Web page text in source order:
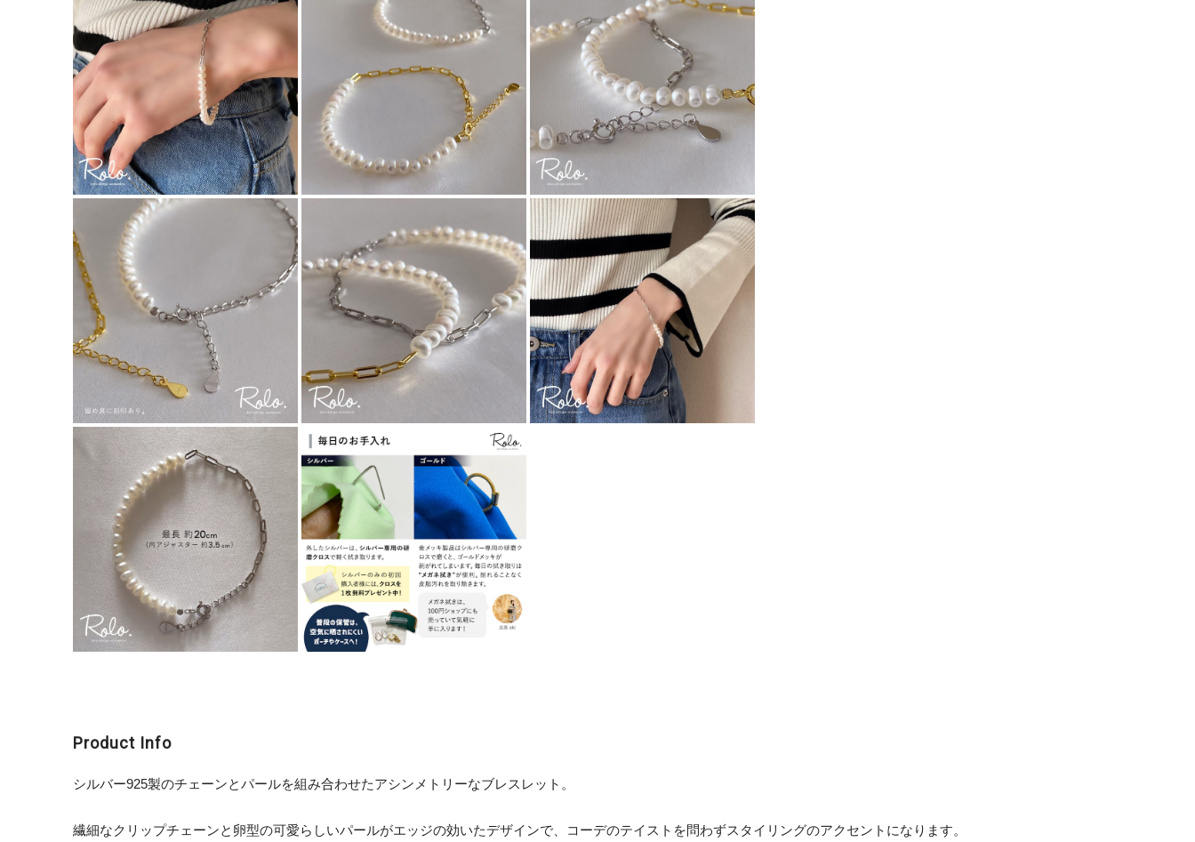
Product Info
シルバー925製のチェーンとパールを組み合わせたアシンメトリーなブレスレット。
繊細なクリップチェーンと卵型の可愛らしいパールがエッジの効いたデザインで、コーデのテイストを問わずスタイリングのアクセントになります。